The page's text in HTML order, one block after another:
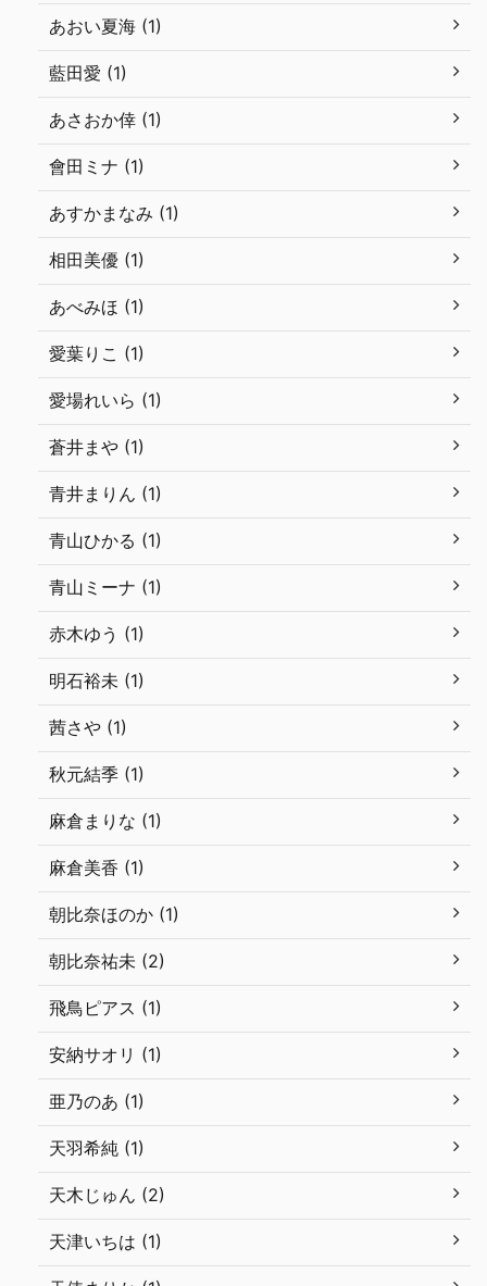
あおい夏海 (1)
藍田愛 (1)
あさおか倖 (1)
會田ミナ (1)
あすかまなみ (1)
相田美優 (1)
あべみほ (1)
愛葉りこ (1)
愛場れいら (1)
蒼井まや (1)
青井まりん (1)
青山ひかる (1)
青山ミーナ (1)
赤木ゆう (1)
明石裕未 (1)
茜さや (1)
秋元結季 (1)
麻倉まりな (1)
麻倉美香 (1)
朝比奈ほのか (1)
朝比奈祐未 (2)
飛鳥ピアス (1)
安納サオリ (1)
亜乃のあ (1)
天羽希純 (1)
天木じゅん (2)
天津いちは (1)